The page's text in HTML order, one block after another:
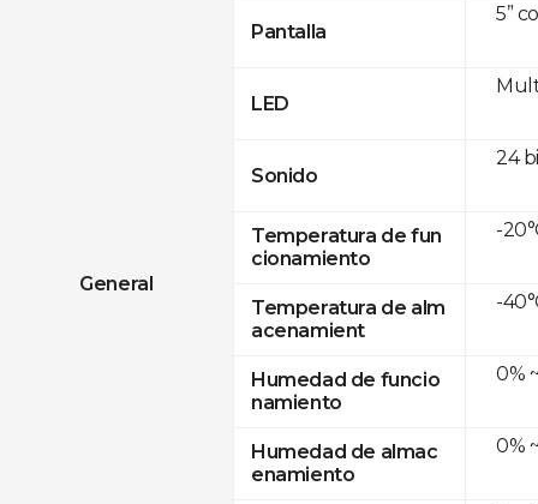
General
Pantalla
LED
Sonido
Temperatura de fun
cionamiento
Temperatura de alm
acenamient
Humedad de funcio
namiento
Humedad de almac
enamiento
5”
24
-
-
0%
0%